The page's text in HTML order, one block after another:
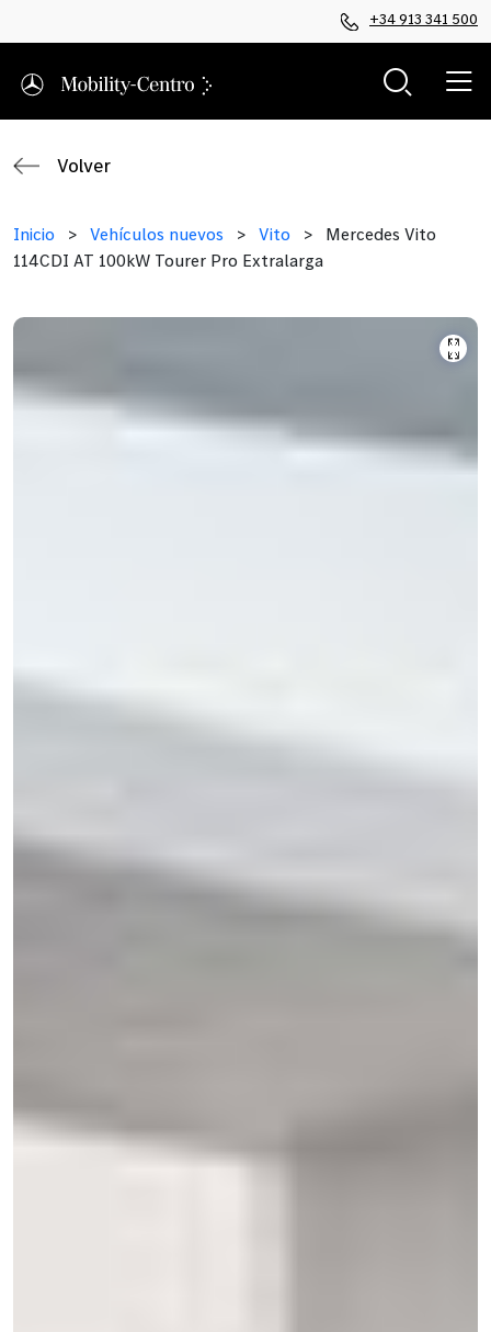
+34 913 341 500
Volver
Inicio > Vehículos nuevos > Vito >
Mercedes Vito
114CDI AT 100kW Tourer Pro Extralarga